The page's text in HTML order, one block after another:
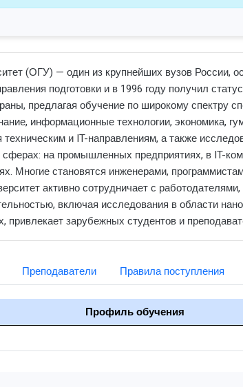
(ОГУ) — один из крупнейших вузов России,
подготовки и в 1996 году получил
предлагая обучение по широкому спектру
информационные технологии, экономика,
и IT-направлениям, а также
на промышленных предприятиях, в IT-
Многие становятся инженерами,
активно сотрудничает с
включая исследования в области
зарубежных студентов и
Преподаватели Правила поступления
Профиль обучения